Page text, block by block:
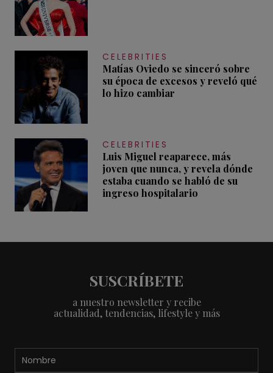
CELEBRITIES
Matías Oviedo se sinceró sobre
su época de excesos y reveló qué
lo hizo cambiar
CELEBRITIES
Luis Miguel reaparece, más
joven que nunca, y revela dónde
estaba cuando se habló de su
ingreso hospitalario
SUSCRÍBETE
a nuestro newsletter y recibe
actualidad, tendencias, lifestyle y más